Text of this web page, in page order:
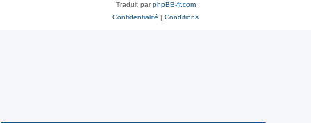
Traduit parphpBB-fr.com
Confidentialité | Conditions